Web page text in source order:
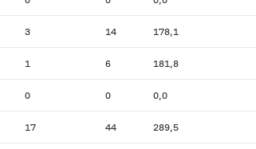
3 14 178,1
1 6 181,8
0 0 0,0
17 44 289,5